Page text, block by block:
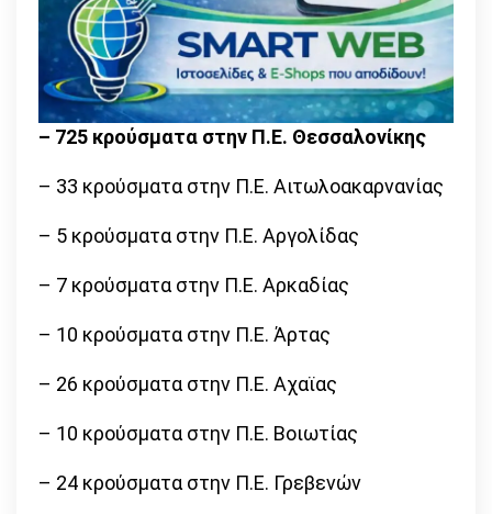
– 725 κρούσματα στην Π.Ε. Θεσσαλονίκης
– 33 κρούσματα στην Π.Ε. Αιτωλοακαρνανίας
– 5 κρούσματα στην Π.Ε. Αργολίδας
– 7 κρούσματα στην Π.Ε. Αρκαδίας
– 10 κρούσματα στην Π.Ε. Άρτας
– 26 κρούσματα στην Π.Ε. Αχαϊας
– 10 κρούσματα στην Π.Ε. Βοιωτίας
– 24 κρούσματα στην Π.Ε. Γρεβενών